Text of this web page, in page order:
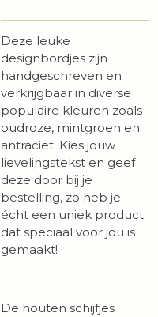
Deze leuke
designbordjes zijn
handgeschreven en
verkrijgbaar in diverse
populaire kleuren zoals
oudroze, mintgroen en
antraciet. Kies jouw
lievelingstekst en geef
deze door bij je
bestelling, zo heb je
écht een uniek product
dat speciaal voor jou is
gemaakt!
De houten schijfjes